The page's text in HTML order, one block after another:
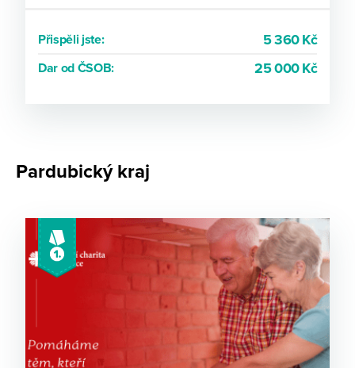
Přispěli jste: 5 360 Kč
Dar od ČSOB: 25 000 Kč
Pardubický kraj